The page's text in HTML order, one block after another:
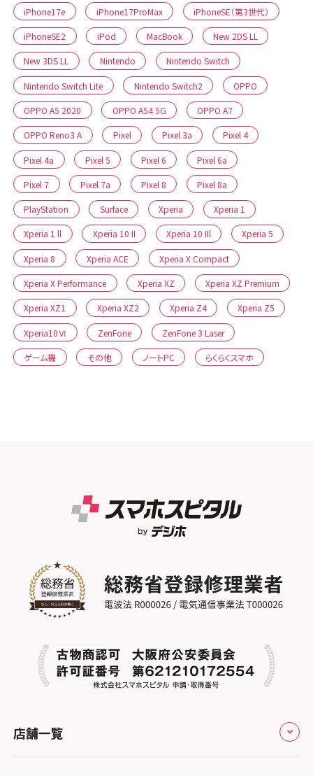
iPhone17e iPhone17ProMax iPhoneSE（第3世代）
iPhoneSE2 iPod MacBook New 2DS LL
New 3DS LL Nintendo Nintendo Switch
Nintendo Switch Lite Nintendo Switch2 OPPO
OPPO A5 2020 OPPO A54 5G OPPO A7
OPPO Reno3 A Pixel Pixel 3a Pixel 4
Pixel 4a Pixel 5 Pixel 6 Pixel 6a
Pixel 7 Pixel 7a Pixel 8 Pixel 8a
PlayStation Surface Xperia Xperia 1
Xperia 1 ll Xperia 10 II Xperia 10 IIl Xperia 5
Xperia 8 Xperia ACE Xperia X Compact
Xperia X Performance Xperia XZ Xperia XZ Premium
Xperia XZ1 Xperia XZ2 Xperia Z4 Xperia Z5
Xperia10Ⅵ ZenFone ZenFone 3 Laser
ゲーム機 その他 ノートPC らくらくスマホ
店舗一覧